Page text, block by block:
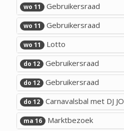
wo 11 Gebruikersraad
wo 11 Gebruikersraad
wo 11 Lotto
do 12 Gebruikersraad
do 12 Gebruikersraad
do 12 Carnavalsbal met DJ JO
ma 16 Marktbezoek